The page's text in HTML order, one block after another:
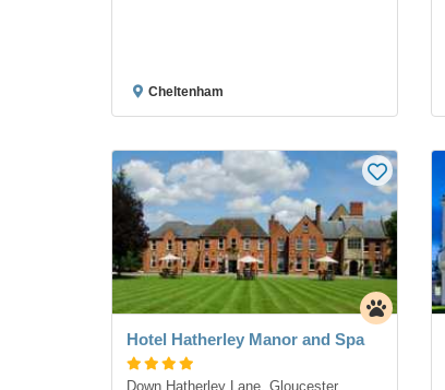
Cheltenham
Hotel Hatherley Manor and Spa